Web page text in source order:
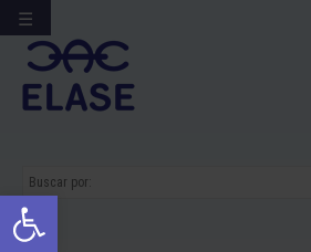
Abrir a barra de
Ir
para
conteúdo
☰